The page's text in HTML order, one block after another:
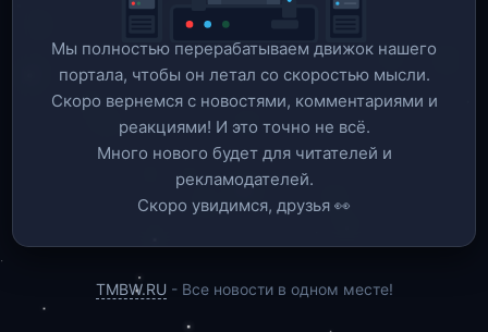
Мы полностью перерабатываем движок нашего
портала, чтобы он летал со скоростью мысли.
Скоро вернемся c новостями, комментариями и
реакциями! И это точно не всё.
Много нового будет для читателей и
рекламодателей.
Скоро увидимся, друзья 👀
TMBW.RU - Все новости в одном месте!